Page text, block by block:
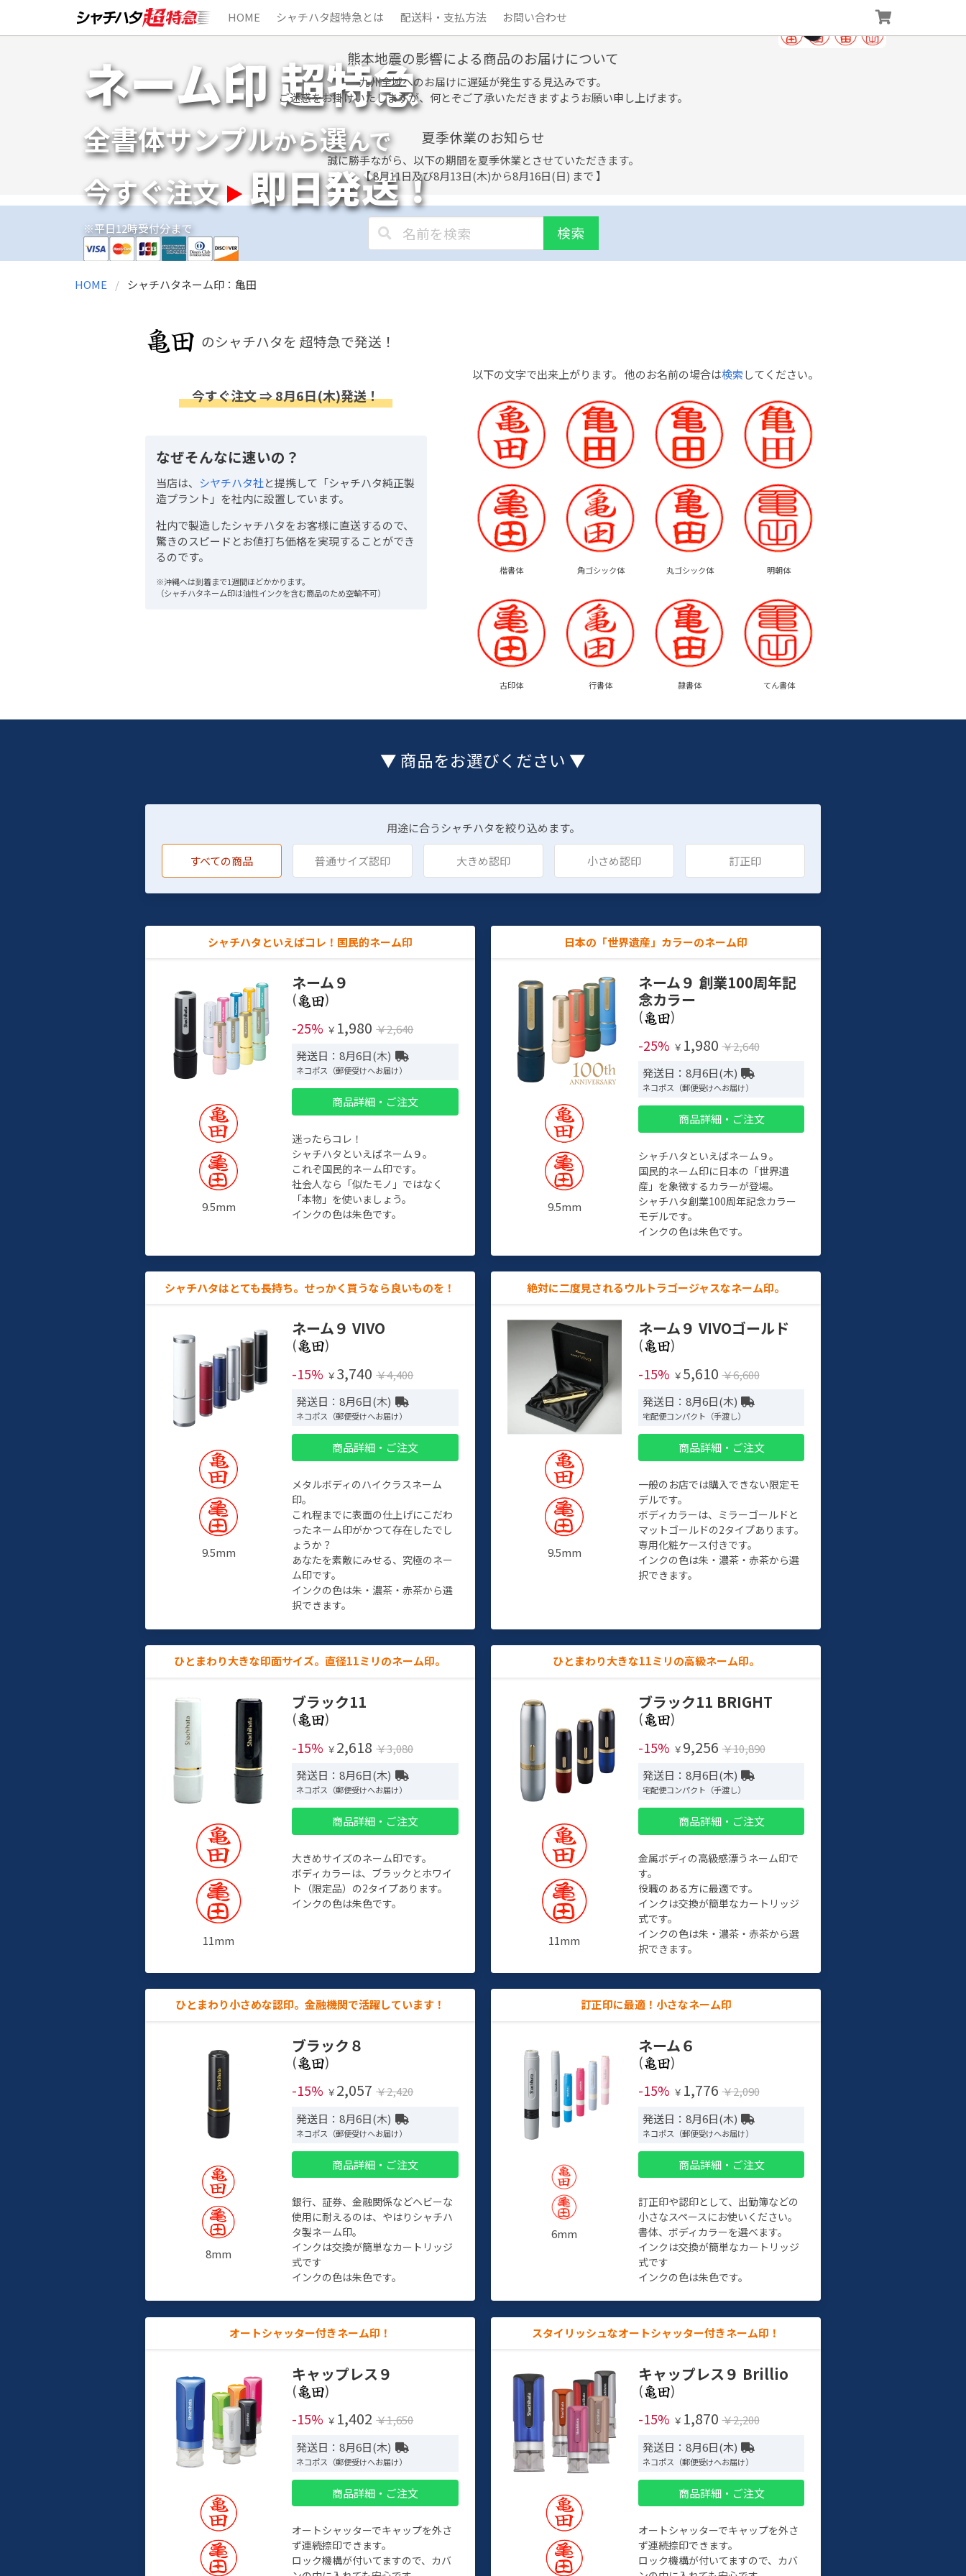
HOME シャチハタ超特急とは 配送料・支払方法 お問い合わせ
ネーム印 超特急
全書体サンプルから選んで
今すぐ注文 即日発送！
※平日12時受付分まで
熊本地震の影響による商品のお届けについて
九州全域へのお届けに遅延が発生する見込みです。
ご迷惑をお掛けいたしますが、何とぞご了承いただきますようお願い申し上げます。
夏季休業のお知らせ
誠に勝手ながら、以下の期間を夏季休業とさせていただきます。
【 8月11日及び8月13日(木)から8月16日(日) まで 】
検索
HOME シャチハタネーム印：亀田
のシャチハタを 超特急で発送！
以下の文字で出来上がります。 他のお名前の場合は検索してください。
楷書体 角ゴシック体 丸ゴシック体 明朝体
古印体 行書体 隷書体 てん書体
今すぐ注文 ⇒ 8月6日(木)発送！
なぜそんなに速いの？
当店は、 シヤチハタ社と提携して「シャチハタ純正製
造プラント」を社内に設置しています。
社内で製造したシャチハタをお客様に直送するので、
驚きのスピードとお値打ち価格を実現することができ
るのです。
※沖縄へは到着まで1週間ほどかかります。
（シャチハタネーム印は油性インクを含む商品のため空輸不可）
▼ 商品をお選びください ▼
用途に合うシャチハタを絞り込めます。
すべての商品 普通サイズ認印 大きめ認印 小さめ認印 訂正印
シャチハタといえばコレ！国民的ネーム印
9.5mm
ネーム９
(
)
-25% ￥ 1,980 ￥2,640
発送日：8月6日(木)
ネコポス（郵便受けへお届け）
商品詳細・ご注文
迷ったらコレ！
シャチハタといえばネーム９。
これぞ国民的ネーム印です。
社会人なら「似たモノ」ではなく
「本物」を使いましょう。
インクの色は朱色です。
日本の「世界遺産」カラーのネーム印
9.5mm
ネーム９ 創業100周年記
念カラー
(
)
-25% ￥ 1,980 ￥2,640
発送日：8月6日(木)
ネコポス（郵便受けへお届け）
商品詳細・ご注文
シャチハタといえばネーム９。
国民的ネーム印に日本の「世界遺
産」を象徴するカラーが登場。
シャチハタ創業100周年記念カラー
モデルです。
インクの色は朱色です。
シャチハタはとても長持ち。せっかく買うなら良いものを！
9.5mm
ネーム９ VIVO
(
)
-15% ￥ 3,740 ￥4,400
発送日：8月6日(木)
ネコポス（郵便受けへお届け）
商品詳細・ご注文
メタルボディのハイクラスネーム
印。
これ程までに表面の仕上げにこだわ
ったネーム印がかつて存在したでし
ょうか？
あなたを素敵にみせる、究極のネー
ム印です。
インクの色は朱・濃茶・赤茶から選
択できます。
絶対に二度見されるウルトラゴージャスなネーム印。
9.5mm
ネーム９ VIVOゴールド
(
)
-15% ￥ 5,610 ￥6,600
発送日：8月6日(木)
宅配便コンパクト（手渡し）
商品詳細・ご注文
一般のお店では購入できない限定モ
デルです。
ボディカラーは、ミラーゴールドと
マットゴールドの2タイプあります。
専用化粧ケース付きです。
インクの色は朱・濃茶・赤茶から選
択できます。
ひとまわり大きな印面サイズ。直径11ミリのネーム印。
11mm
ブラック11
(
)
-15% ￥ 2,618 ￥3,080
発送日：8月6日(木)
ネコポス（郵便受けへお届け）
商品詳細・ご注文
大きめサイズのネーム印です。
ボディカラーは、ブラックとホワイ
ト（限定品）の2タイプあります。
インクの色は朱色です。
ひとまわり大きな11ミリの高級ネーム印。
11mm
ブラック11 BRIGHT
(
)
-15% ￥ 9,256 ￥10,890
発送日：8月6日(木)
宅配便コンパクト（手渡し）
商品詳細・ご注文
金属ボディの高級感漂うネーム印で
す。
役職のある方に最適です。
インクは交換が簡単なカートリッジ
式です。
インクの色は朱・濃茶・赤茶から選
択できます。
ひとまわり小さめな認印。金融機関で活躍しています！
8mm
ブラック８
(
)
-15% ￥ 2,057 ￥2,420
発送日：8月6日(木)
ネコポス（郵便受けへお届け）
商品詳細・ご注文
銀行、証券、金融関係などヘビーな
使用に耐えるのは、やはりシャチハ
タ製ネーム印。
インクは交換が簡単なカートリッジ
式です
インクの色は朱色です。
訂正印に最適！小さなネーム印
6mm
ネーム６
(
)
-15% ￥ 1,776 ￥2,090
発送日：8月6日(木)
ネコポス（郵便受けへお届け）
商品詳細・ご注文
訂正印や認印として、出勤簿などの
小さなスペースにお使いください。
書体、ボディカラーを選べます。
インクは交換が簡単なカートリッジ
式です
インクの色は朱色です。
オートシャッター付きネーム印！
キャップレス９
(
)
-15% ￥ 1,402 ￥1,650
発送日：8月6日(木)
ネコポス（郵便受けへお届け）
商品詳細・ご注文
オートシャッターでキャップを外さ
ず連続捺印できます。
ロック機構が付いてますので、カバ
スタイリッシュなオートシャッター付きネーム印！
キャップレス９ Brillio
(
)
-15% ￥ 1,870 ￥2,200
発送日：8月6日(木)
ネコポス（郵便受けへお届け）
商品詳細・ご注文
オートシャッターでキャップを外さ
ず連続捺印できます。
ロック機構が付いてますので、カバ